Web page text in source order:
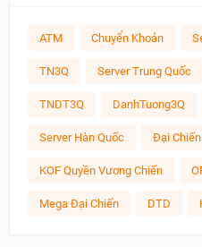
ATM Chuyển Khoản
TN3Q Server Trung Quốc
TNDT3Q DanhTuong3Q
Server Hàn Quốc Đại
KOF Quyền Vương Chiến
Mega Đại Chiến DTD